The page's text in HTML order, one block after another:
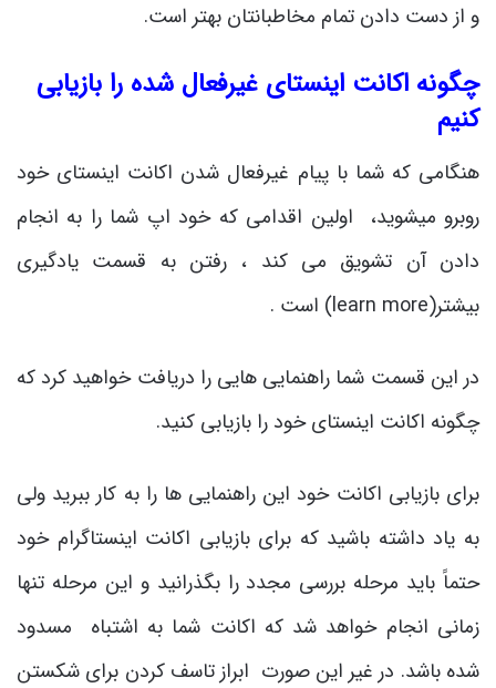
و از دست دادن تمام مخاطبانتان بهتر است.
چگونه اکانت اینستای غیرفعال شده را بازیابی
کنیم
هنگامی که شما با پیام غیرفعال شدن اکانت اینستای خود
روبرو میشوید، اولین اقدامی که خود اپ شما را به انجام
دادن آن تشویق می کند ، رفتن به قسمت یادگیری
بیشتر(learn more) است .
در این قسمت شما راهنمایی هایی را دریافت خواهید کرد که
چگونه اکانت اینستای خود را بازیابی کنید.
برای بازیابی اکانت خود این راهنمایی ها را به کار ببرید ولی
به یاد داشته باشید که برای بازیابی اکانت اینستاگرام خود
حتماً باید مرحله بررسی مجدد را بگذرانید و این مرحله تنها
زمانی انجام خواهد شد که اکانت شما به اشتباه مسدود
شده باشد. در غیر این صورت ابراز تاسف کردن برای شکستن